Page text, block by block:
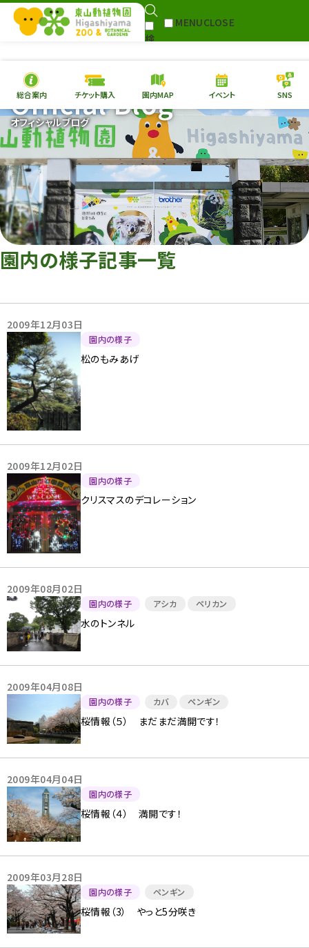
検
MENUCLOSE
本日の開園情報 チケ
園内MAP イベント
総合案内
動物園 植物園
再生プラン
東山動植物園
への支援
環境教育
Follow
総合案内 チケット購入 園内MAP イベント SNS
オフィシャルブログ
Official Blog
園内の様子記事一覧
2009年12月03日
園内の様子
松のもみあげ
2009年12月02日
園内の様子
クリスマスのデコレーション
2009年08月02日
園内の様子 アシカ ペリカン
水のトンネル
2009年04月08日
園内の様子 カバ ペンギン
桜情報（５） まだまだ満開です！
2009年04月04日
園内の様子
桜情報（４） 満開です！
2009年03月28日
園内の様子 ペンギン
桜情報（3） やっと5分咲き